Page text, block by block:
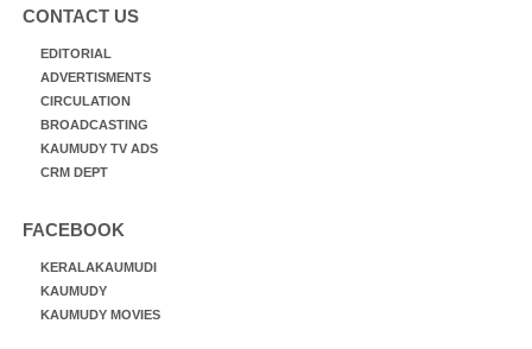
CONTACT US
EDITORIAL
ADVERTISMENTS
CIRCULATION
BROADCASTING
KAUMUDY TV ADS
CRM DEPT
FACEBOOK
KERALAKAUMUDI
KAUMUDY
KAUMUDY MOVIES